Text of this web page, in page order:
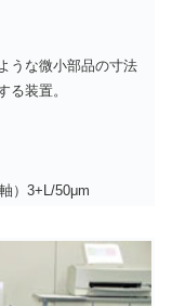
うな微小部品の寸法
る装置。
）3+L/50μm